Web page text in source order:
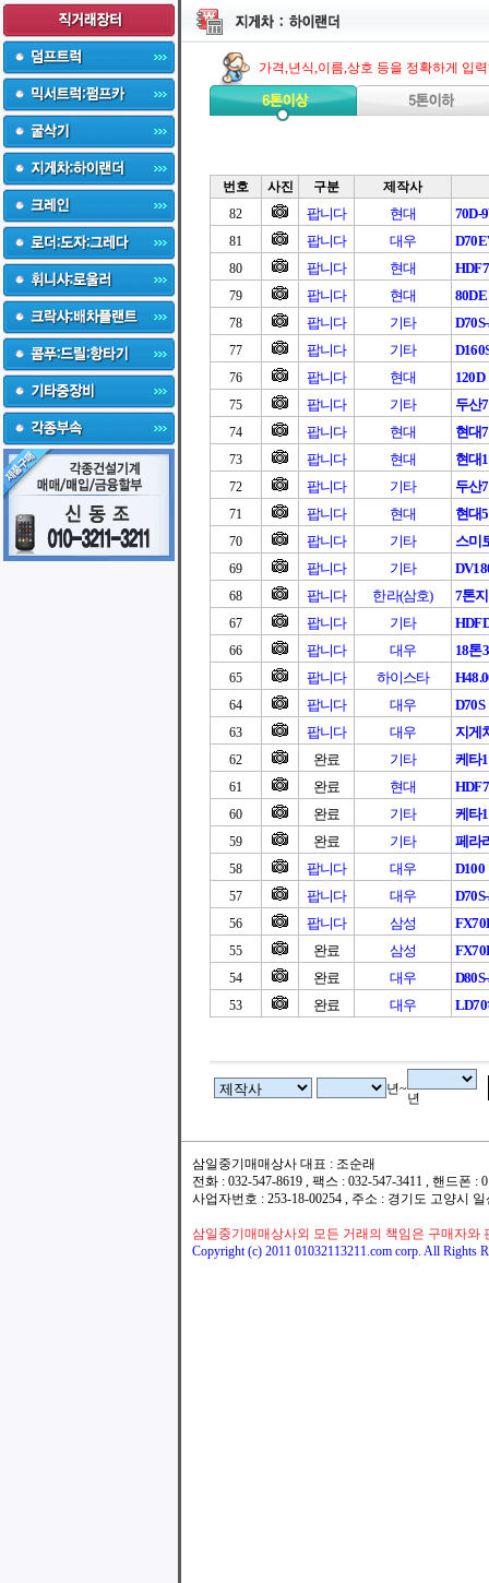
가격,년식,이름,상호 등을 정확하게 입
번호 사진 구분
제작사
82
팝니다 현대 70D-
81 팝니다 대우
80 팝니다 현대
79 팝니다 현대 80DE
78 팝니다 기타
77 팝니다 기타
76 팝니다 현대 120D
75 팝니다 기타 두산
74 팝니다 현대 현대
73 팝니다 현대 현대
72 팝니다 기타 두산
71 팝니다 현대 현대
70 팝니다 기타 스미
69 팝니다 기타
68 팝니다 한라(삼호) 7톤
67 팝니다 기타
66 팝니다 대우 18톤
65 팝니다 하이스타
64 팝니다 대우 D70S
63 팝니다 대우 지게
62 완료 기타 케타
61 완료 현대
60 완료 기타 케타
59 완료 기타 페라
58 팝니다 대우 D100
57 팝니다 대우
56 팝니다 삼성
55 완료 삼성
54 완료 대우
53 완료 대우
년~
년
삼일중기매매상사 대표 : 조순래
전화 : 032-547-8619 , 팩스 : 032-547-3411 , 핸드폰
사업자번호 : 253-18-00254 , 주소 : 경기도 고양시
삼일중기매매상사외 모든 거래의 책임은 구매자와
Copyright (c) 2011 01032113211.com corp. All Rights